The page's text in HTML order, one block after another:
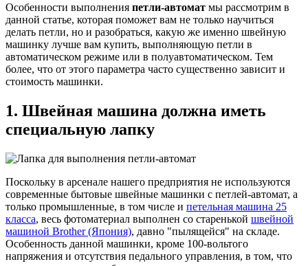
Особенности выполнения петли-автомат мы рассмотрим в
данной статье, которая поможет вам не только научиться
делать петли, но и разобраться, какую же именно швейную
машинку лучше вам купить, выполняющую петли в
автоматическом режиме или в полуавтоматическом. Тем
более, что от этого параметра часто существенно зависит и
стоимость машинки.
1. Швейная машина должна иметь
специальную лапку
Поскольку в арсенале нашего предприятия не используются
современные бытовые швейные машинки с петлей-автомат, а
только промышленные, в том числе и петельная машина 25
класса, весь фотоматериал выполнен со старенькой швейной
машиной Brother (Япония), давно "пылящейся" на складе.
Особенность данной машинки, кроме 100-вольтого
напряжения и отсутствия педального управления, в том, что